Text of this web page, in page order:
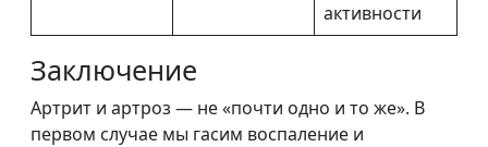
активности
Заключение
Артрит и артроз — не «почти одно и то же». В
первом случае мы гасим воспаление и